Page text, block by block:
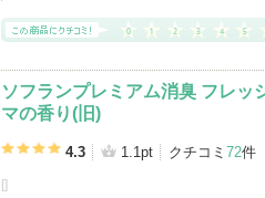
ソフランプレミアム消臭 フレッ
マの香り(旧)
4.3 1.1pt クチコミ 72件
[]